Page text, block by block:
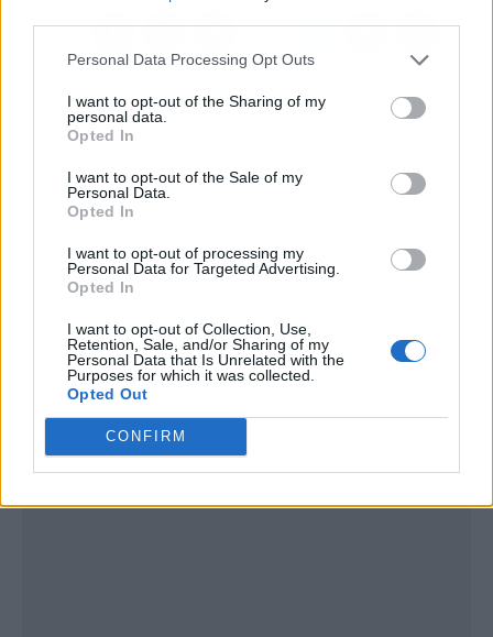
Personal Data Processing Opt Outs
I want to opt-out of the Sharing of my
personal data.
Opted In
I want to opt-out of the Sale of my
Personal Data.
Opted In
I want to opt-out of processing my
Personal Data for Targeted Advertising.
Opted In
I want to opt-out of Collection, Use,
Retention, Sale, and/or Sharing of my
Personal Data that Is Unrelated with the
Purposes for which it was collected.
Opted Out
CONFIRM